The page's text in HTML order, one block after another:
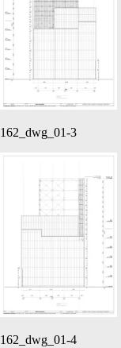
162_dwg_01-3
162_dwg_01-4